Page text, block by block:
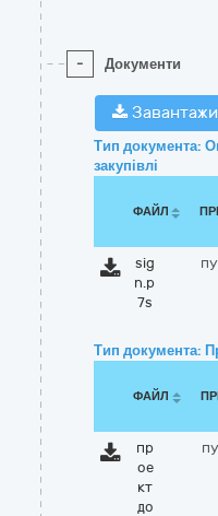
- Документи
Тип документа:
закупівлі
ФАЙЛ
sig
n.p
7s
Тип документа:
ФАЙЛ
пр
ое
кт
до